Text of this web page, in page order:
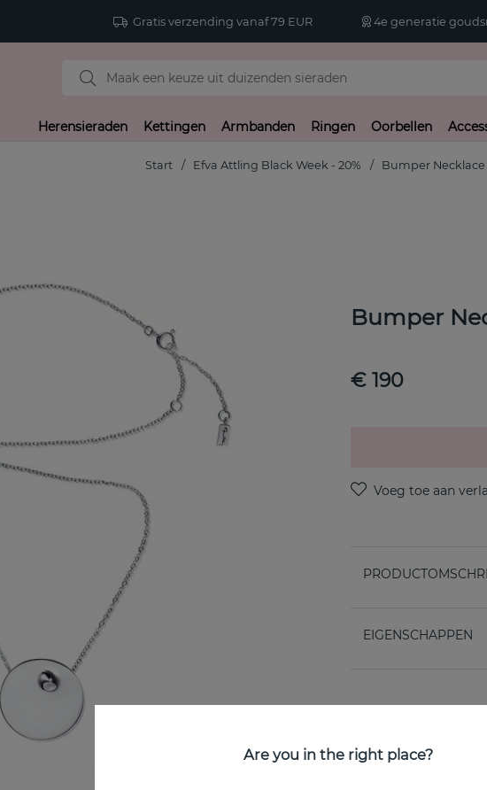
Gratis verzending vanaf 79 EUR 4e generatie
Herensieraden Kettingen Armbanden Ringen Oorbellen
Start Efva Attling Black Week - 20% Bumper Necklace
Bumper
€ 190
EIGENSCHAPPEN
Are you in the right place?